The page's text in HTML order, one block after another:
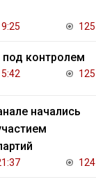
125
контролем
125
начались
124